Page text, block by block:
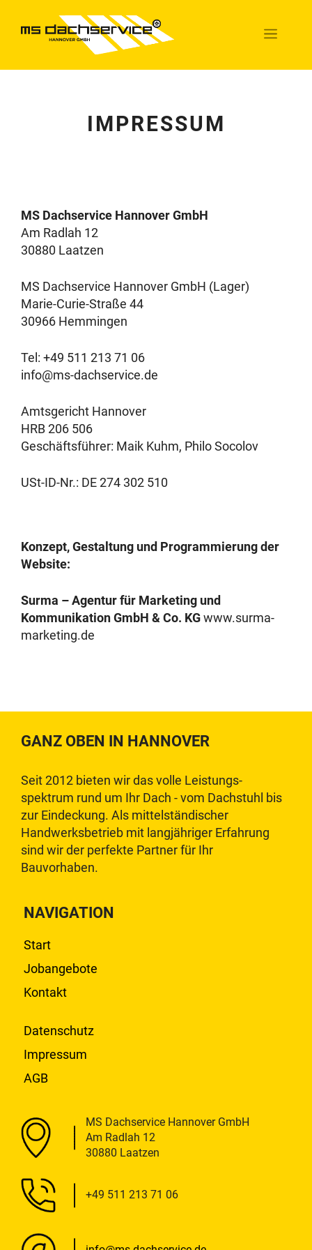
Inhalt
Menü
IMPRESSUM
MS Dachservice Hannover GmbH
Am Radlah 12
30880 Laatzen
MS Dachservice Hannover GmbH (Lager)
Marie-Curie-Straße 44
30966 Hemmingen
Tel: +49 511 213 71 06
info@ms-dachservice.de
Amtsgericht Hannover
HRB 206 506
Geschäftsführer: Maik Kuhm, Philo Socolov
USt-ID-Nr.: DE 274 302 510
Konzept, Gestaltung und Programmierung der
Website:
Surma – Agentur für Marketing und
Kommunikation GmbH & Co. KGwww.surma-
marketing.de
GANZ OBEN IN HANNOVER
Seit 2012 bieten wir das volle Leistungs-
spektrum rund um Ihr Dach - vom Dachstuhl bis
zur Eindeckung. Als mittelständischer
Handwerksbetrieb mit langjähriger Erfahrung
sind wir der perfekte Partner für Ihr
Bauvorhaben.
NAVIGATION
Start
Jobangebote
Kontakt
Datenschutz
Impressum
AGB
MS Dachservice Hannover GmbH
Am Radlah 12
30880 Laatzen
+49 511 213 71 06